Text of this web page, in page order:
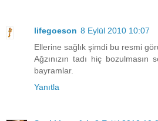
lifegoeson 8 Eylül 2010 10:07
Ellerine sağlık şimdi bu resmi
Ağzınızın tadı hiç bozulmasın
bayramlar.
Yanıtla